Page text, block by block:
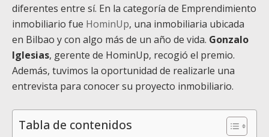
diferentes entre sí. En la categoría de Emprendimiento
inmobiliario fue HominUp, una inmobiliaria ubicada
en Bilbao y con algo más de un año de vida. Gonzalo
Iglesias, gerente de HominUp, recogió el premio.
Además, tuvimos la oportunidad de realizarle una
entrevista para conocer su proyecto inmobiliario.
Tabla de contenidos